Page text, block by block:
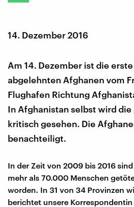
14. Dezember 2016
Am 14. Dezember ist die
abgelehnten Afghanen vom
Flughafen Richtung
In Afghanistan selbst wird
kritisch gesehen. Die
benachteiligt.
In der Zeit von 2009 bis 2016
mehr als 70.000 Menschen
worden. In 31 von 34 Provinzen
berichtet unsere Korrespondentin